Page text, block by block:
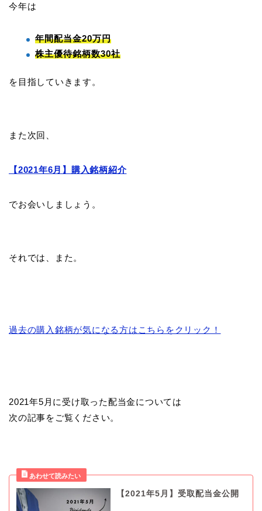
今年は
年間配当金20万円
株主優待銘柄数30社
を目指していきます。
また次回、
【2021年6月】購入銘柄紹介
でお会いしましょう。
それでは、また。
過去の購入銘柄が気になる方はこちらをクリック！
2021年5月に受け取った配当金については
次の記事をご覧ください。
【2021年5月】受取配当金公開